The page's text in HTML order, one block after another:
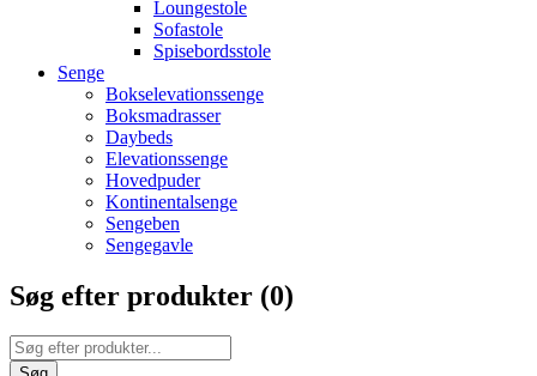
Loungestole
Sofastole
Spisebordsstole
Senge
Bokselevationssenge
Boksmadrasser
Daybeds
Elevationssenge
Hovedpuder
Kontinentalsenge
Sengeben
Sengegavle
Søg efter produkter (0)